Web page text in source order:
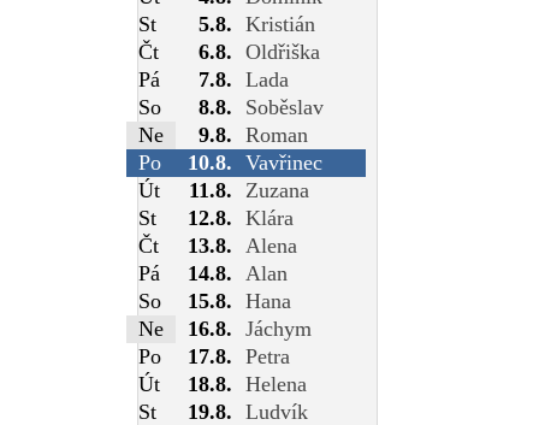
St
5.8. Kristián
Čt
6.8. Oldřiška
Pá
7.8. Lada
So
8.8.
Soběslav
Ne
9.8. Roman
Po
10.8. Vavřinec
Út
11.8.
Zuzana
St
12.8. Klára
Čt
13.8.
Alena
Pá
14.8.
Alan
So
15.8. Hana
Ne
16.8. Jáchym
Po
17.8. Petra
Út
18.8. Helena
St
19.8. Ludvík